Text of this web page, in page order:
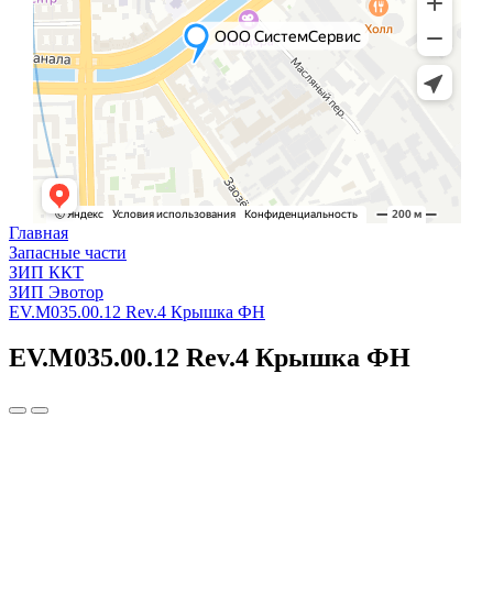
Главная
Запасные части
ЗИП ККТ
ЗИП Эвотор
EV.M035.00.12 Rev.4 Крышка ФН
EV.M035.00.12 Rev.4 Крышка ФН